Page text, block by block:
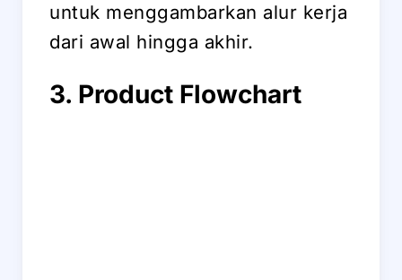
untuk menggambarkan alur kerja
dari awal hingga akhir.
3. Product Flowchart